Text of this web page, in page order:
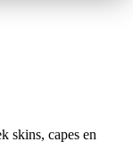
skins, capes en